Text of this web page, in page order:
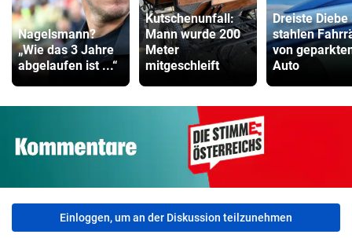
Nagelsmann?
„Wie das 3 Jahre
abgelaufen ist ...“
Kutschenunfall:
Mann wurde 200
Meter
mitgeschleift
Dreiste Diebe
stahlen
von
Auto
Einloggen, um an der Diskussion teilzunehmen